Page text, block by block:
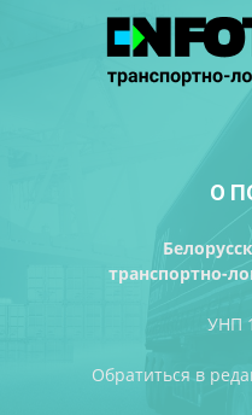
О
транспортно-
УНП
Обратиться в